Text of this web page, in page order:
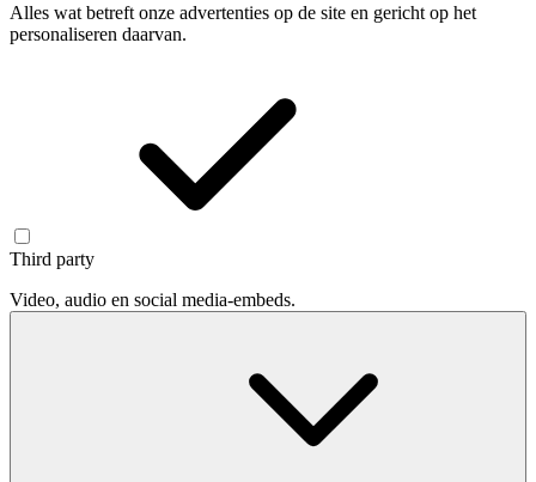
Alles wat betreft onze advertenties op de site en gericht op het
personaliseren daarvan.
Third party
Video, audio en social media-embeds.